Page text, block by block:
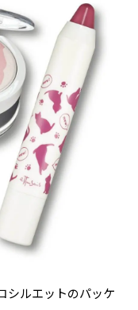
シルエットのパッケ